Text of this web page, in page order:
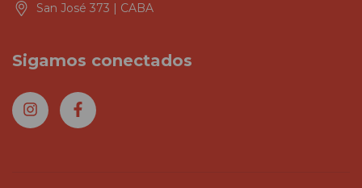
San José 373 | CABA
Sigamos conectados